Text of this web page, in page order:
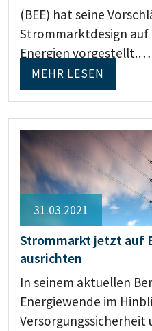
(BEE) hat seine
Strommarktdesign auf
Energien vorgestellt.…
MEHR LESEN
31.03.2021
Strommarkt jetzt auf
ausrichten
In seinem aktuellen
Energiewende im
Versorgungssicherheit